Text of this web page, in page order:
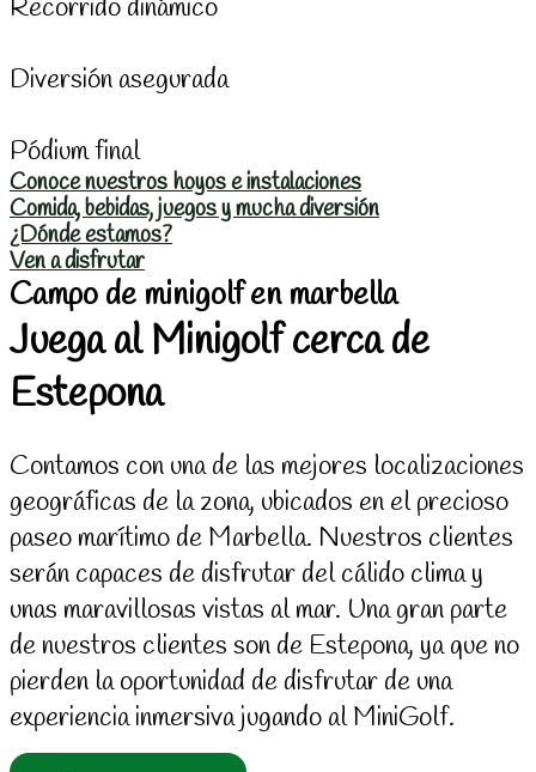
Recorrido dinámico
Diversión asegurada
Pódium final
Conoce nuestros hoyos e instalaciones
Comida, bebidas, juegos y mucha diversión
¿Dónde estamos?
Ven a disfrutar
Campo de minigolf en marbella
Juega al Minigolf cerca de
Estepona
Contamos con una de las mejores localizaciones
geográficas de la zona, ubicados en el precioso
paseo marítimo de Marbella. Nuestros clientes
serán capaces de disfrutar del cálido clima y
unas maravillosas vistas al mar. Una gran parte
de nuestros clientes son de Estepona, ya que no
pierden la oportunidad de disfrutar de una
experiencia inmersiva jugando al MiniGolf.